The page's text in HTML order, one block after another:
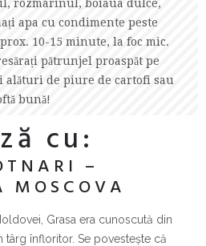
rozmarinul, boiaua dulce,
apa cu condimente peste
10-15 minute, la foc mic.
pătrunjel proaspăt pe
alături de piure de cartofi sau
bună!
cu:
–
MOSCOVA
Grasa era cunoscută din
târg înfloritor. Se povestește că